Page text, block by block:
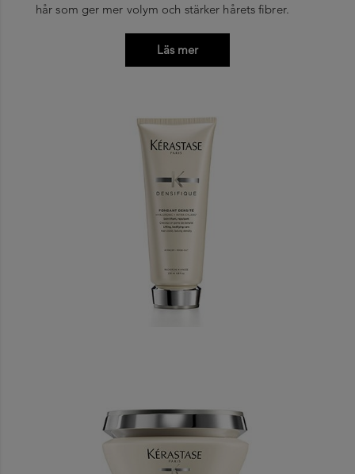
hår som ger mer volym och stärker hårets fibrer.
Läs mer